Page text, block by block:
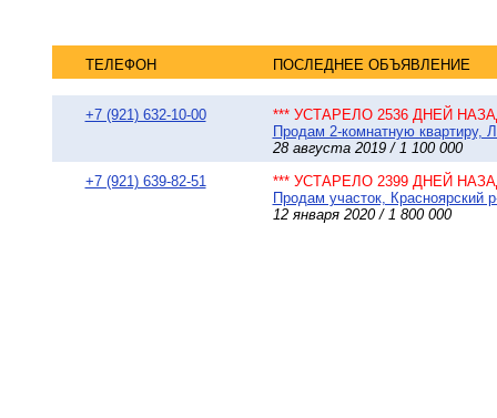
ТЕЛЕФОН ПОСЛЕДНЕЕ ОБЪЯВЛЕНИЕ
+7 (921) 632-10-00
*** УСТАРЕЛО 2536 ДНЕЙ
Продам 2-комнатную квартиру,
28 августа 2019 / 1 100 000
+7 (921) 639-82-51
*** УСТАРЕЛО 2399 ДНЕЙ
Продам участок, Красноярский
12 января 2020 / 1 800 000